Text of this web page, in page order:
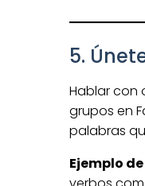
5.
Hablar con
grupos en
palabras
Ejemplo